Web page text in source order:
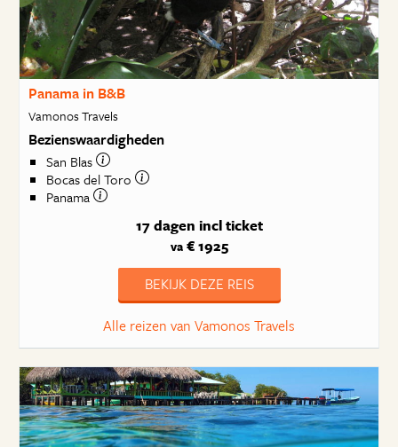
Panama in B&B
Vamonos Travels
Bezienswaardigheden
San Blas
Bocas del Toro
Panama
17 dagen incl ticket
va€ 1925
BEKIJK DEZE REIS
Alle reizen van Vamonos Travels